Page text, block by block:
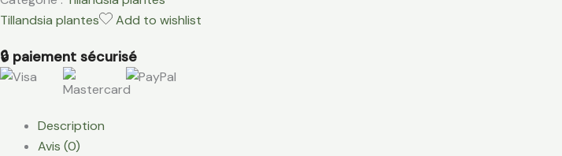
Tillandsia plantes
Add to wishlist
🔒 paiement sécurisé
Description
Avis (0)